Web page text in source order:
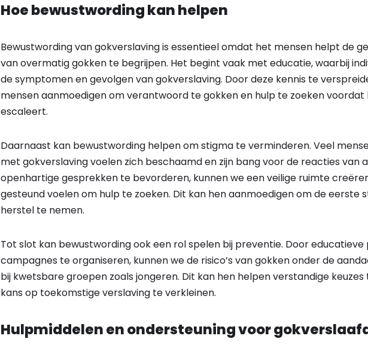
Hoe bewustwording kan helpen
Bewustwording van gokverslaving is essentieel omdat het mensen helpt de
van overmatig gokken te begrijpen. Het begint vaak met educatie, waarbij
de symptomen en gevolgen van gokverslaving. Door deze kennis te
mensen aanmoedigen om verantwoord te gokken en hulp te zoeken
escaleert.
Daarnaast kan bewustwording helpen om stigma te verminderen. Veel
met gokverslaving voelen zich beschaamd en zijn bang voor de reacties van
openhartige gesprekken te bevorderen, kunnen we een veilige ruimte
gesteund voelen om hulp te zoeken. Dit kan hen aanmoedigen om de eerste
herstel te nemen.
Tot slot kan bewustwording ook een rol spelen bij preventie. Door educatieve
campagnes te organiseren, kunnen we de risico’s van gokken onder de
bij kwetsbare groepen zoals jongeren. Dit kan hen helpen verstandige
kans op toekomstige verslaving te verkleinen.
Hulpmiddelen en ondersteuning voor